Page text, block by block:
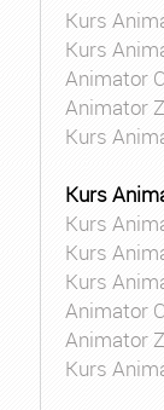
Kurs
Kurs
Animator
Animator
Kurs
Kurs
Kurs
Kurs
Kurs
Animator
Animator
Kurs